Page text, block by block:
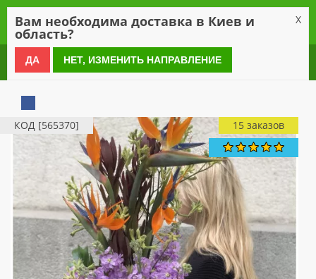
0 800 21 54 55
КОД [565370] 15 заказов
Вам необходима доставка в Киев и
область?
X
ДА НЕТ, ИЗМЕНИТЬ НАПРАВЛЕНИЕ